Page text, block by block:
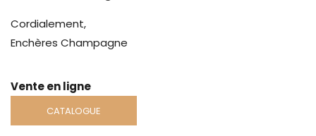
Cordialement,
Enchères Champagne
Vente en ligne
CATALOGUE